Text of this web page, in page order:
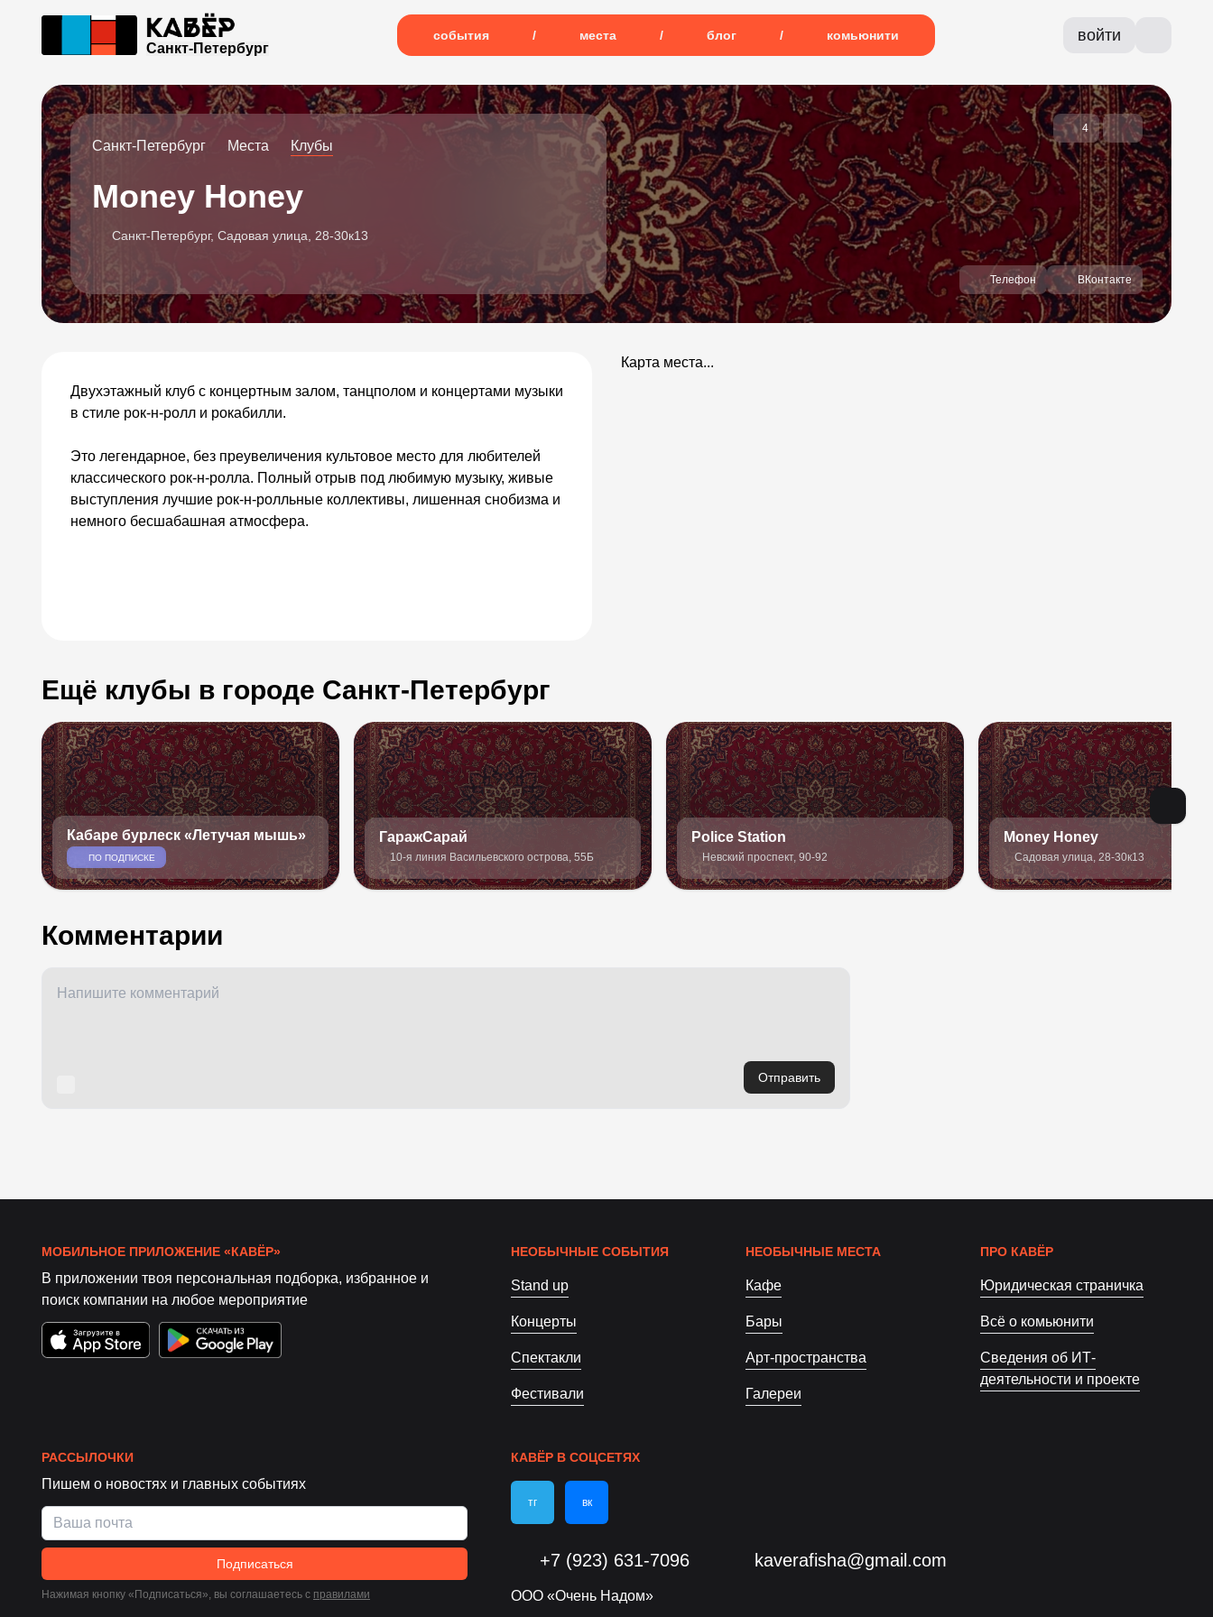
Санкт-Петербург
события / места / блог / комьюнити войти
4
Санкт-Петербург Места Клубы
Money Honey
Санкт-Петербург, Садовая улица, 28-30к13
Телефон ВКонтакте
Двухэтажный клуб с концертным залом, танцполом и концертами музыки
в стиле рок-н-ролл и рокабилли.
Это легендарное, без преувеличения культовое место для любителей
классического рок-н-ролла. Полный отрыв под любимую музыку, живые
выступления лучшие рок-н-ролльные коллективы, лишенная снобизма и
немного бесшабашная атмосфера.
Карта места...
Ещё клубы в городе Санкт-Петербург
Кабаре бурлеск «Летучая мышь»
ПО ПОДПИСКЕ
ГаражСарай
10-я линия Васильевского острова, 55Б
Police Station
Невский проспект, 90-92
Money Honey
Садовая улица, 28-30к13
Комментарии
Отправить
МОБИЛЬНОЕ ПРИЛОЖЕНИЕ «КАВЁР»
В приложении твоя персональная подборка, избранное и
поиск компании на любое мероприятие
НЕОБЫЧНЫЕ СОБЫТИЯ
Stand up
Концерты
Спектакли
Фестивали
НЕОБЫЧНЫЕ МЕСТА
Кафе
Бары
Арт-пространства
Галереи
ПРО КАВЁР
Юридическая страничка
Всё о комьюнити
Сведения об ИТ-
деятельности и проекте
РАССЫЛОЧКИ
Пишем о новостях и главных событиях
Подписаться
Нажимая кнопку «Подписаться», вы соглашаетесь c правилами
КАВЁР В СОЦСЕТЯХ
тг вк
+7 (923) 631-7096 kaverafisha@gmail.com
ООО «Очень Надом»